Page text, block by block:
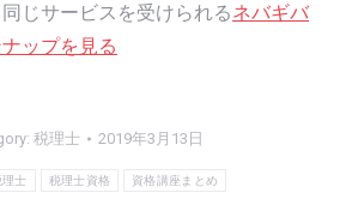
じサービスを受けられるネバギバ
ップを見る
税理士 2019年3月13日
理士 税理士資格 資格講座まとめ